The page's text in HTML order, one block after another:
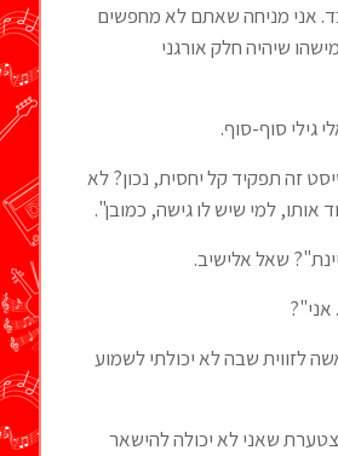
אני מניחה שאתם לא מחפשים
שיהיה חלק אורגני
גילי סוף-סוף.
זה תפקיד קל יחסית, נכון? לא
אותו, למי שיש לו גישה, כמובן".
שאל אלישיב.
לזווית שבה לא יכולתי לשמוע
שאני לא יכולה להישאר